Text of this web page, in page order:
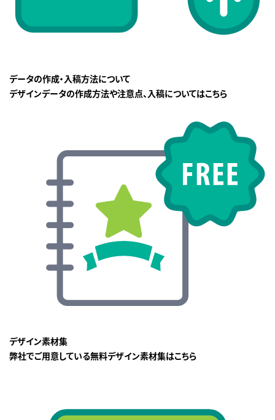
データの作成・入稿方法について
デザインデータの作成方法や注意点、入稿についてはこちら
デザイン素材集
弊社でご用意している無料デザイン素材集はこちら